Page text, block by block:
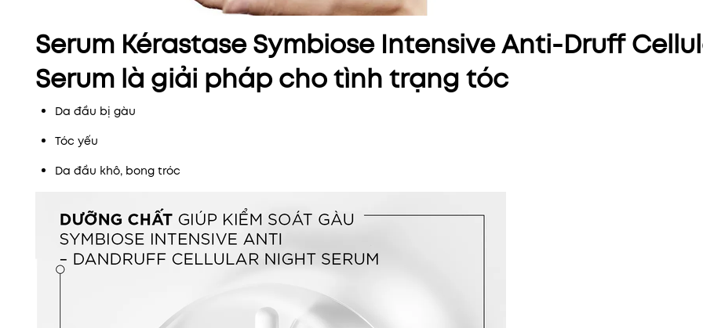
Serum Kérastase Symbiose Intensive Anti-Druff
Serum là giải pháp cho tình trạng tóc
Da đầu bị gàu
Tóc yếu
Da đầu khô, bong tróc